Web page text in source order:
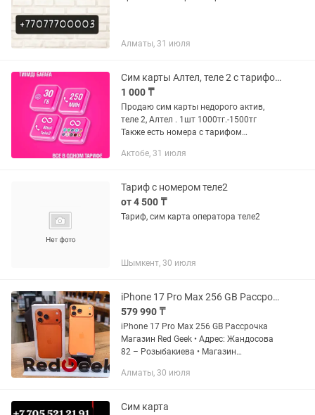
Алматы, 31 июля
Сим карты Алтел, теле 2 с тарифом Безлимит на соц сети.
1 000 ₸
Продаю сим карты недорого актив,
теле 2, Алтел . 1шт 1000тг.-1500тг
Также есть номера с тарифом
Актобе, 31 июля
Тариф с номером теле2
от 4 500 ₸
Тариф, сим карта оператора теле2
Шымкент, 30 июля
iPhone 17 Pro Max 256 GB Рассрочка Магазин Red Geek
579 990 ₸
iPhone 17 Pro Max 256 GB Рассрочка
Магазин Red Geek • Адрес: Жандосова
82 – Розыбакиева • Магазин
Рассрочка 0-0-12 • Официальная
Алматы, 30 июля
Сим карта